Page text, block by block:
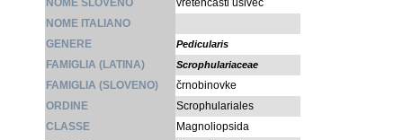
NOME SLOVENO
vretenčasti ušivec
NOME ITALIANO
GENERE
Pedicularis
FAMIGLIA (LATINA) Scrophulariaceae
FAMIGLIA (SLOVENO)
črnobinovke
ORDINE
Scrophulariales
CLASSE
Magnoliopsida